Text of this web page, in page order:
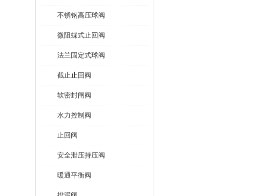
不锈钢高压球阀
微阻蝶式止回阀
法兰固定式球阀
截止止回阀
软密封闸阀
水力控制阀
止回阀
安全泄压持压阀
暖通平衡阀